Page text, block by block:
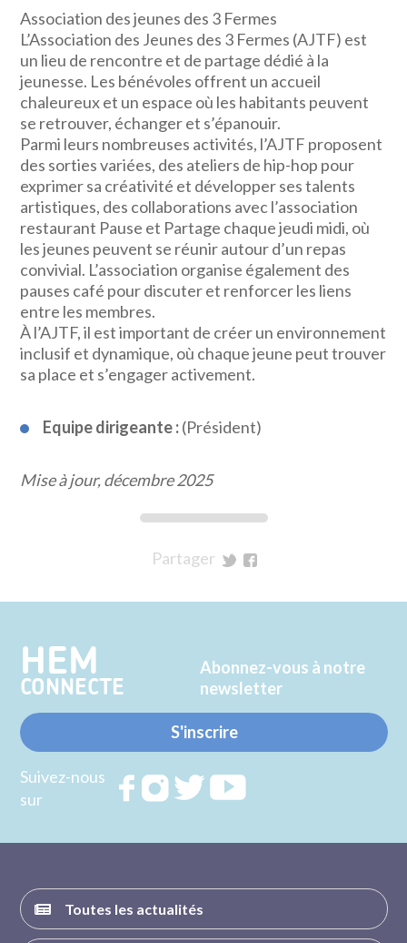
Association des jeunes des 3 Fermes
L’Association des Jeunes des 3 Fermes (AJTF) est
un lieu de rencontre et de partage dédié à la
jeunesse. Les bénévoles offrent un accueil
chaleureux et un espace où les habitants peuvent
se retrouver, échanger et s’épanouir.
Parmi leurs nombreuses activités, l’AJTF proposent
des sorties variées, des ateliers de hip-hop pour
exprimer sa créativité et développer ses talents
artistiques, des collaborations avec l’association
restaurant Pause et Partage chaque jeudi midi, où
les jeunes peuvent se réunir autour d’un repas
convivial. L’association organise également des
pauses café pour discuter et renforcer les liens
entre les membres.
À l’AJTF, il est important de créer un environnement
inclusif et dynamique, où chaque jeune peut trouver
sa place et s’engager activement.
Equipe dirigeante :(Président)
Mise à jour, décembre 2025
Partager
Twitter
Facebook
HEM
CONNECTE
Abonnez-vous à notre
newsletter
S'inscrire
Suivez-nous
sur
RejoignezRejoignezRejoignez
Toutes les actualités